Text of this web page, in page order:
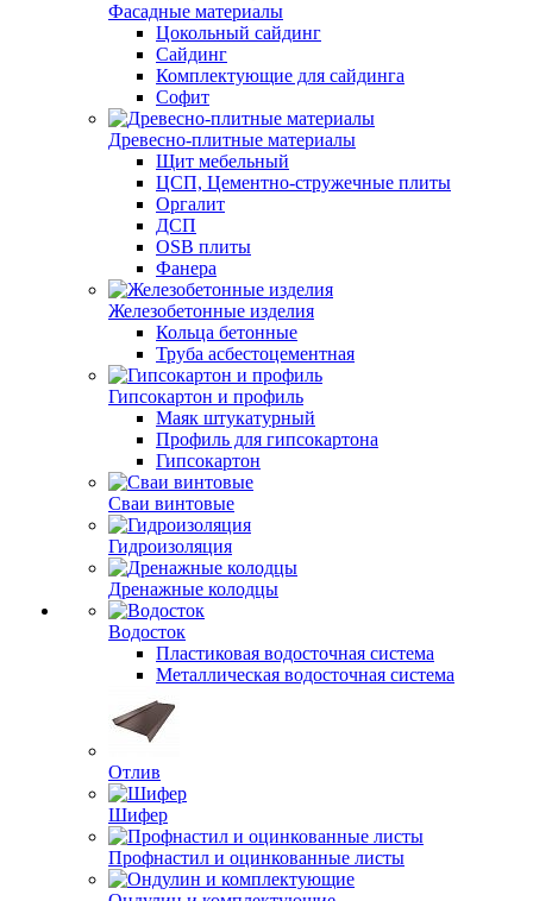
Фасадные материалы
Цокольный сайдинг
Сайдинг
Комплектующие для сайдинга
Софит
Древесно-плитные материалы
Щит мебельный
ЦСП, Цементно-стружечные плиты
Оргалит
ДСП
OSB плиты
Фанера
Железобетонные изделия
Кольца бетонные
Труба асбестоцементная
Гипсокартон и профиль
Маяк штукатурный
Профиль для гипсокартона
Гипсокартон
Сваи винтовые
Гидроизоляция
Дренажные колодцы
Водосток
Пластиковая водосточная система
Металлическая водосточная система
Отлив
Шифер
Профнастил и оцинкованные листы